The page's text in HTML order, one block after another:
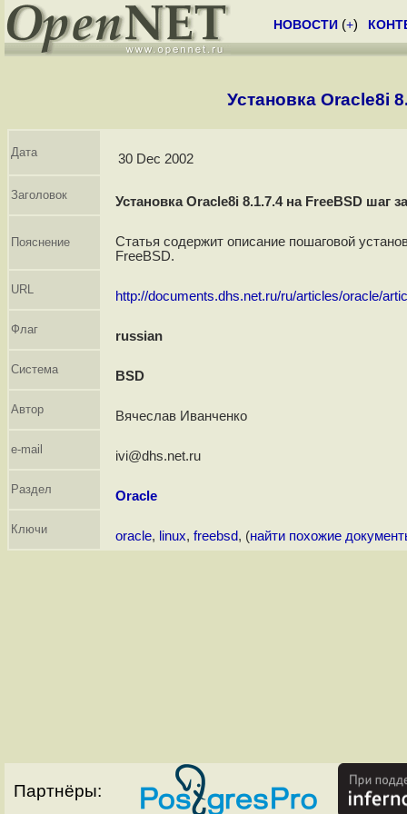
НОВОСТИ (+)
Установка Oracle8i
Дата 30 Dec 2002
Заголовок Установка Oracle8i 8.1.7.4 на FreeBSD шаг
Пояснение
Статья содержит описание пошаговой
FreeBSD.
URL http://documents.dhs.net.ru/ru/articles/oracle/
Флаг russian
Система BSD
Автор Вячеслав Иванченко
e-mail ivi@dhs.net.ru
Раздел Oracle
Ключи oracle, linux, freebsd, (найти похожие
Партнёры: